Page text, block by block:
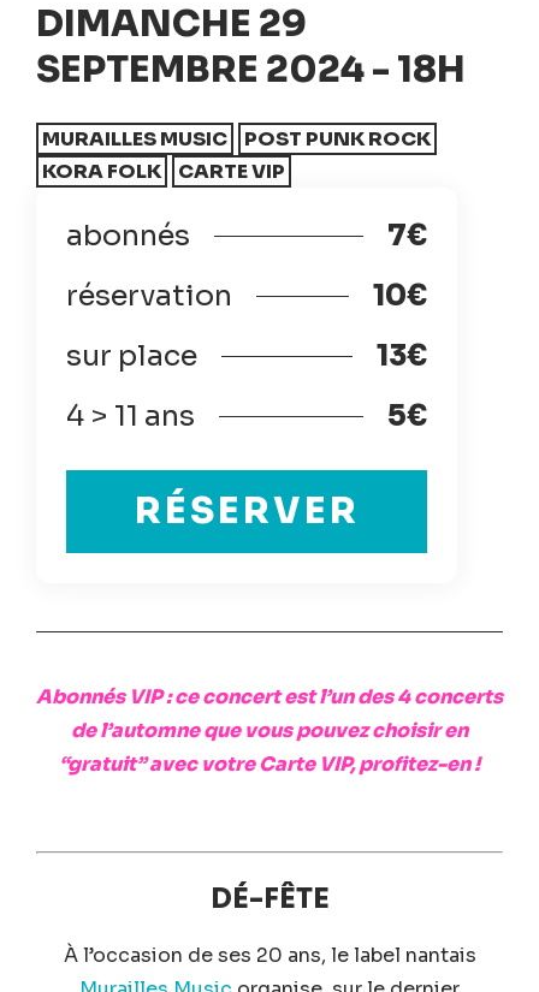
DIMANCHE 29
SEPTEMBRE 2024 - 18H
MURAILLES MUSIC
POST PUNK ROCK
KORA FOLK
CARTE VIP
abonnés
7€
réservation
10€
sur place
13€
4 > 11 ans
5€
RÉSERVER
Abonnés VIP : ce concert est l’un des 4 concerts
de l’automne que vous pouvez choisir en
“gratuit” avec votre Carte VIP, profitez-en !
DÉ-FÊTE
À l’occasion de ses 20 ans, le label nantais